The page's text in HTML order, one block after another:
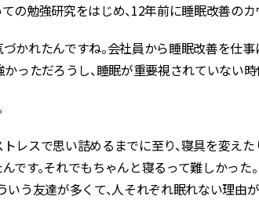
の勉強研究をはじめ、12年前に睡眠改善の
かれたんですね。会社員から睡眠改善を仕
っただろうし、睡眠が重要視されていない
レスで思い詰めるまでに至り、寝具を変え
です。それでもちゃんと寝るって難しかった
いう友達が多くて、人それぞれ眠れない理由